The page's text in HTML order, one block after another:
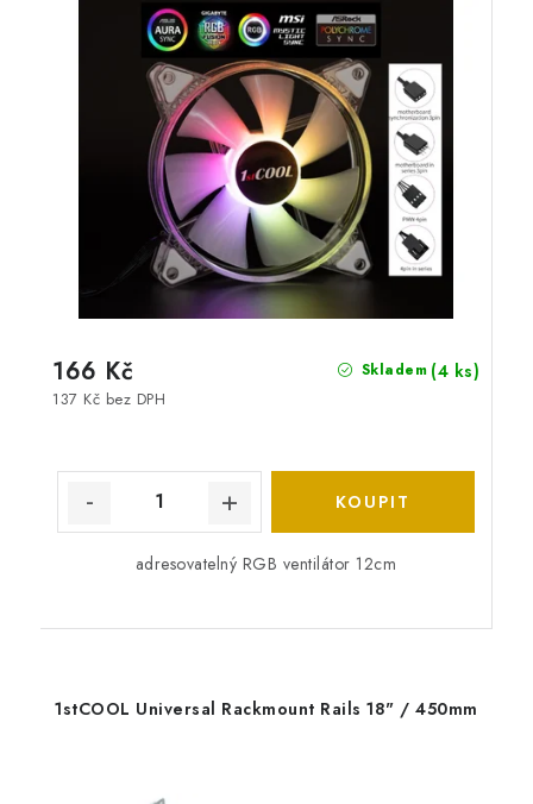
Skladem (4 ks)
137 Kč bez DPH
166 Kč
adresovatelný RGB ventilátor 12cm
1stCOOL Universal Rackmount Rails 18" / 450mm